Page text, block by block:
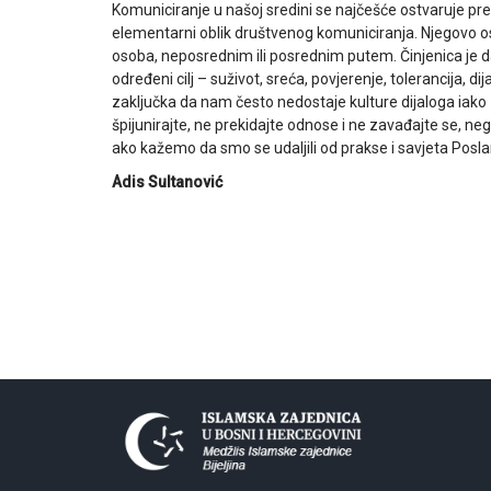
Komuniciranje u našoj sredini se najčešće ostvaruje
elementarni oblik društvenog komuniciranja. Njegovo
osoba, neposrednim ili posrednim putem. Činjenica je
određeni cilj – suživot, sreća, povjerenje, tolerancija,
zaključka da nam često nedostaje kulture dijaloga
špijunirajte, ne prekidajte odnose i ne zavađajte se,
ako kažemo da smo se udaljili od prakse i savjeta
Adis Sultanović